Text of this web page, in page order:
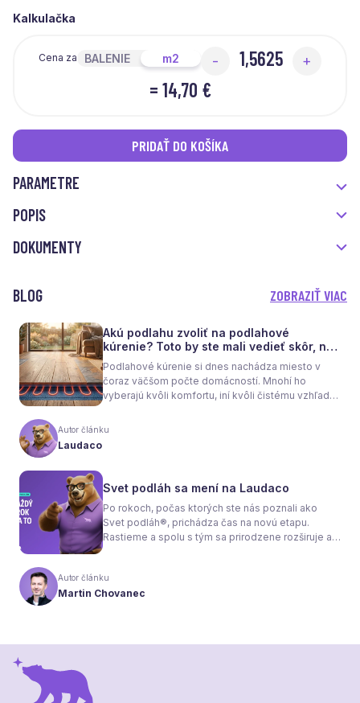
Kalkulačka
Cena za BALENIE m2 - +
= 14,70 €
PRIDAŤ DO KOŠÍKA
PARAMETRE
POPIS
DOKUMENTY
BLOG ZOBRAZIŤ VIAC
Akú podlahu zvoliť na podlahové
kúrenie? Toto by ste mali vedieť skôr, než
sa rozhodnete
Podlahové kúrenie si dnes nachádza miesto v
čoraz väčšom počte domácností. Mnohí ho
vyberajú kvôli komfortu, iní kvôli čistému vzhľadu
nielen na pocit tepla v miestnosti, ale aj na
spotrebu energie a celkové fungovanie kúrenia.
Autor článku
Laudaco
Svet podláh sa mení na Laudaco
Po rokoch, počas ktorých ste nás poznali ako
Svet podláh®, prichádza čas na novú etapu.
Rastieme a spolu s tým sa prirodzene rozširuje aj
vizuálnou identitou. Naším cieľom je, aby každý
váš krok stál za to.
Autor článku
Martin Chovanec